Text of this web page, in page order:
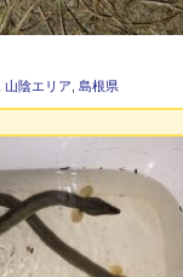
山陰エリア 島根県